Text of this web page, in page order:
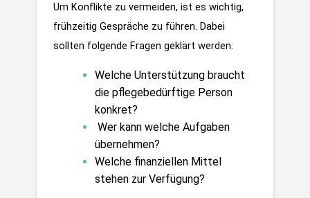
Um Konflikte zu vermeiden, ist es wichtig,
frühzeitig Gespräche zu führen. Dabei
sollten folgende Fragen geklärt werden:
Welche Unterstützung braucht
die pflegebedürftige Person
konkret?
Wer kann welche Aufgaben
übernehmen?
Welche finanziellen Mittel
stehen zur Verfügung?